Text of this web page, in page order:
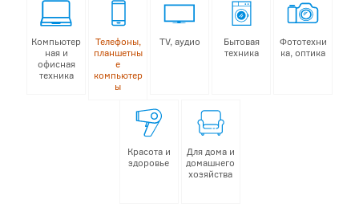
Компьютер
ная и
офисная
техника
Телефоны,
планшетны
е
компьютер
ы
TV, аудио
Бытовая
техника
Фототехни
ка, оптика
Красота и
здоровье
Для дома и
домашнего
хозяйства